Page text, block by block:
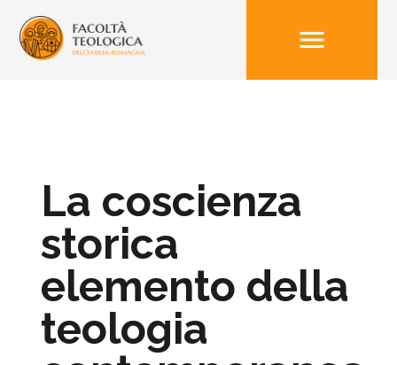
menu
La coscienza
storica
elemento della
teologia